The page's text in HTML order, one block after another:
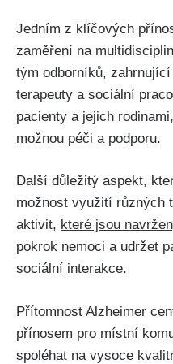
Jedním z klíčových
zaměření na
tým odborníků,
terapeuty a sociální
pacienty a jejich
možnou péči a podporu.
Další důležitý aspekt,
možnost využití různých
aktivit, které jsou
pokrok nemoci a udržet
sociální interakce.
Přítomnost Alzheimer
přínosem pro místní
spoléhat na vysoce